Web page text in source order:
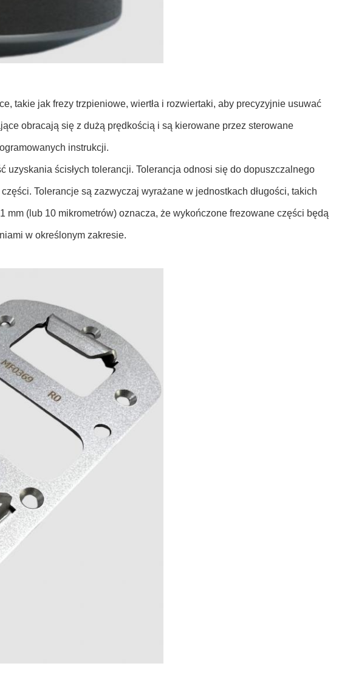
takie jak frezy trzpieniowe, wiertła i rozwiertaki, aby precyzyjnie usuwać
obracają się z dużą prędkością i są kierowane przez sterowane
instrukcji.
uzyskania ścisłych tolerancji. Tolerancja odnosi się do dopuszczalnego
Tolerancje są zazwyczaj wyrażane w jednostkach długości, takich
mm (lub 10 mikrometrów) oznacza, że ​​wykończone frezowane części będą
w określonym zakresie.